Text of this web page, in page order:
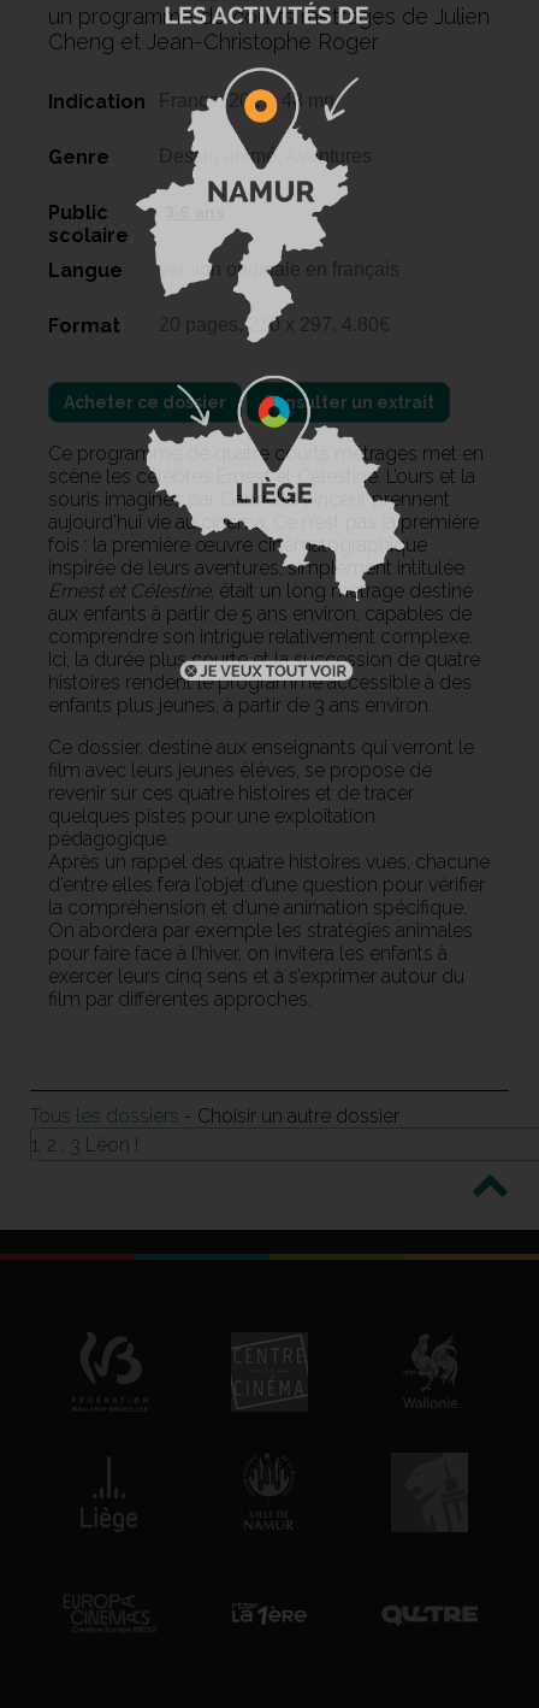
un programme de courts métrages de Julien
Cheng et Jean-Christophe Roger
Indication France, 2017, 48 mn
Genre Dessin animé, Aventures
Public
scolaire
Langue version originale en français
Format 20 pages, 210 x 297, 4.80€
Acheter ce dossier Consulter un extrait
Ce programme de quatre courts métrages met en
scène les célèbres Ernest et Célestine. L’ours et la
souris imaginés par Gabrielle Vincent prennent
aujourd’hui vie au cinéma. Ce n’est pas la première
fois : la première œuvre cinématographique
inspirée de leurs aventures, simplement intitulée
Ernest et Célestine, était un long métrage destiné
aux enfants à partir de 5 ans environ, capables de
comprendre son intrigue relativement complexe.
Ici, la durée plus courte et la succession de quatre
histoires rendent le programme accessible à des
enfants plus jeunes, à partir de 3 ans environ.
Ce dossier, destiné aux enseignants qui verront le
film avec leurs jeunes élèves, se propose de
revenir sur ces quatre histoires et de tracer
quelques pistes pour une exploitation
pédagogique.
Après un rappel des quatre histoires vues, chacune
d’entre elles fera l’objet d’une question pour vérifier
la compréhension et d’une animation spécifique.
On abordera par exemple les stratégies animales
pour faire face à l’hiver, on invitera les enfants à
exercer leurs cinq sens et à s’exprimer autour du
film par différentes approches.
Tous les dossiers - Choisir un autre dossier
1, 2 , 3 Léon !